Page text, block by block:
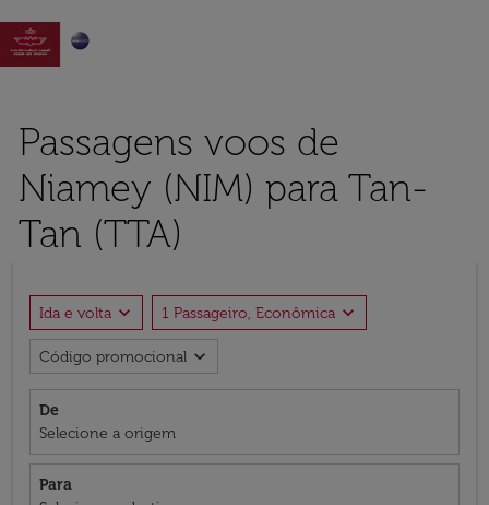

Passagens voos de
Niamey (NIM) para Tan-
Tan (TTA)
Ida e volta expand_more 1 Passageiro, Econômica expand_more
Código promocional expand_more
De
Selecione a origem
Para